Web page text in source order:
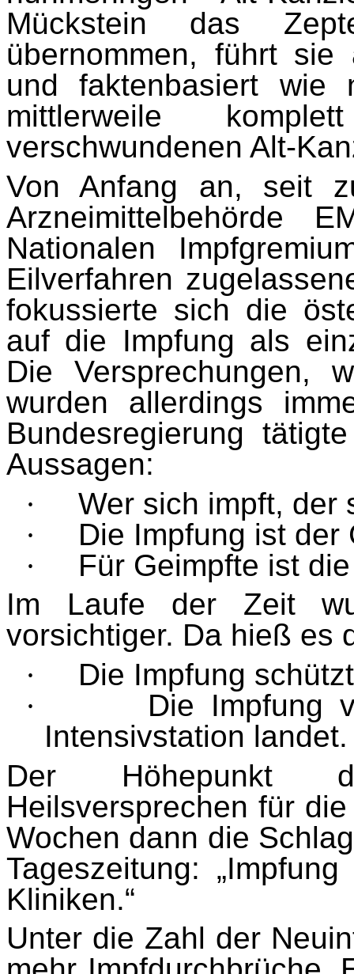
Mückstein das
übernommen, führt
und faktenbasiert
mittlerweile
verschwundenen Alt-
Von Anfang an, seit
Arzneimittelbehörde
Nationalen
Eilverfahren
fokussierte sich die
auf die Impfung als
Die Versprechungen,
wurden allerdings
Bundesregierung
Aussagen:
·
Wer sich impft, der
·
Die Impfung ist der
·
Für Geimpfte ist
Im Laufe der Zeit
vorsichtiger. Da hieß es
·
Die Impfung
·
Die Impfung
Intensivstation landet.
Der Höhepunkt
Heilsversprechen für
Wochen dann die
Tageszeitung:
Kliniken.“
Unter die Zahl der